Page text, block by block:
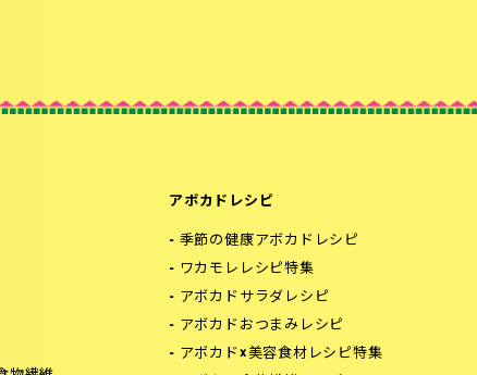
アボカドレシピ
季節の健康アボカドレシピ
ワカモレレシピ特集
アボカドサラダレシピ
アボカドおつまみレシピ
アボカド×美容食材レシピ特集